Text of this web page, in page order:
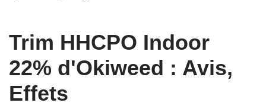
Trim HHCPO Indoor
22% d'Okiweed : Avis,
Effets